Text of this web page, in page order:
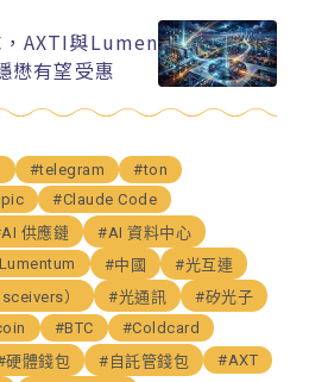
AXTI與Lumen
懋有望受惠
#telegram
#ton
#Claude Code
供應鏈
#AI 資料中心
#中國
#光互連
）
#光通訊
#矽光子
#BTC
#Coldcard
硬體錢包 #自託管錢包
#AXT